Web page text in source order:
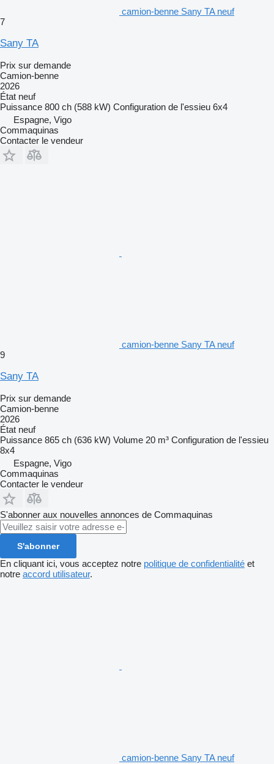
camion-benne Sany TA neuf
7
Sany TA
Prix sur demande
Camion-benne
2026
État neuf
Puissance 800 ch (588 kW) Configuration de l'essieu 6x4
Espagne, Vigo
Commaquinas
Contacter le vendeur
camion-benne Sany TA neuf
9
Sany TA
Prix sur demande
Camion-benne
2026
État neuf
Puissance 865 ch (636 kW) Volume 20 m³ Configuration de l'essieu
8x4
Espagne, Vigo
Commaquinas
Contacter le vendeur
S'abonner aux nouvelles annonces de Commaquinas
S'abonner
En cliquant ici, vous acceptez notre politique de confidentialité et
notre accord utilisateur.
camion-benne Sany TA neuf